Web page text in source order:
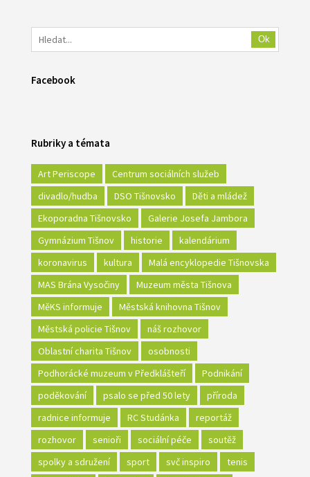
Ok
Facebook
Rubriky a témata
Art Periscope
Centrum sociálních služeb
divadlo/hudba
DSO Tišnovsko
Děti a mládež
Ekoporadna Tišnovsko
Galerie Josefa Jambora
Gymnázium Tišnov
historie
kalendárium
koronavirus
kultura
Malá encyklopedie Tišnovska
MAS Brána Vysočiny
Muzeum města Tišnova
MěKS informuje
Městská knihovna Tišnov
Městská policie Tišnov
náš rozhovor
Oblastní charita Tišnov
osobnosti
Podhorácké muzeum v Předklášteří
Podnikání
poděkování
psalo se před 50 lety
příroda
radnice informuje
RC Studánka
reportáž
rozhovor
senioři sociální péče
soutěž
spolky a sdružení
sport svč inspiro
tenis